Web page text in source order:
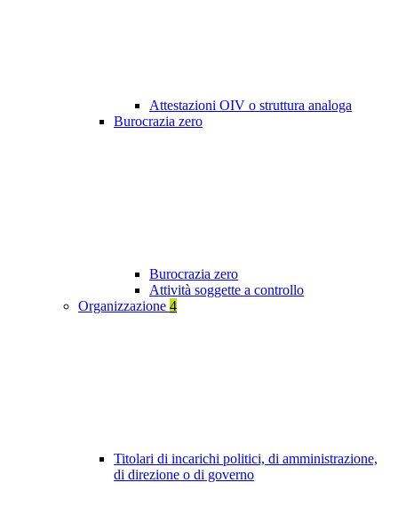
Attestazioni OIV o struttura analoga
Burocrazia zero
Burocrazia zero
Attività soggette a controllo
Organizzazione 4
Titolari di incarichi politici, di amministrazione,
di direzione o di governo